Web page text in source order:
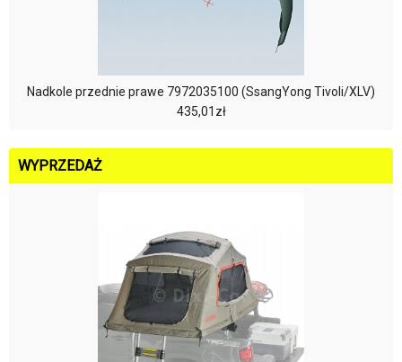
Nadkole przednie prawe 7972035100 (SsangYong Tivoli/XLV)
435,01zł
WYPRZEDAŻ